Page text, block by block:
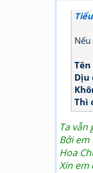
Tên
Dịu
Thì
Ta vẫn
Bởi
Hoa
Xin em